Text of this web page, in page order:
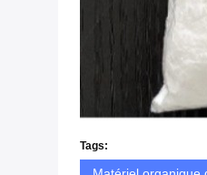
Tags: